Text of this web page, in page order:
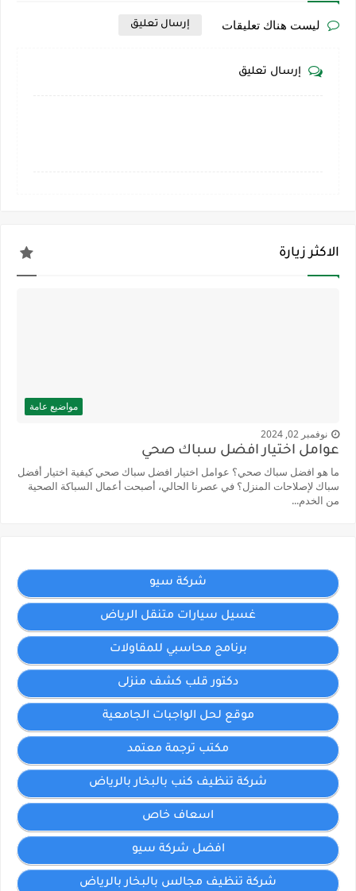
ليست هناك تعليقات إرسال تعليق
إرسال تعليق
الاكثر زيارة
مواضيع عامة
نوفمبر 02, 2024
عوامل اختيار افضل سباك صحي
ما هو افضل سباك صحي؟ عوامل اختيار افضل سباك صحي كيفية اختيار أفضل
سباك لإصلاحات المنزل؟ في عصرنا الحالي، أصبحت أعمال السباكة الصحية
من الخدم...
شركة سيو
غسيل سيارات متنقل الرياض
برنامج محاسبي للمقاولات
دكتور قلب كشف منزلى
موقع لحل الواجبات الجامعية
مكتب ترجمة معتمد
شركة تنظيف كنب بالبخار بالرياض
اسعاف خاص
افضل شركة سيو
شركة تنظيف مجالس بالبخار بالرياض